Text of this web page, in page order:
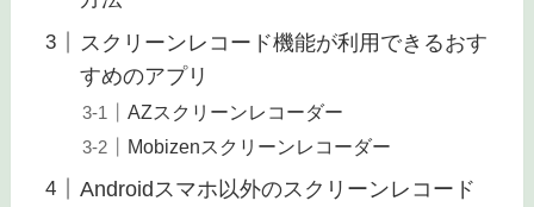
スクリーンレコード機能が利用できるおす
すめのアプリ
AZスクリーンレコーダー
Mobizenスクリーンレコーダー
Androidスマホ以外のスクリーンレコード